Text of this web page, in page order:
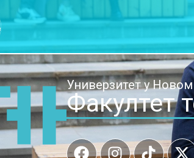
Универзитет у
Факултет